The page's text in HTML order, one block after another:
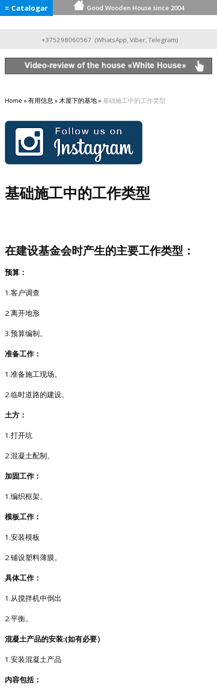
≡ Catalogar Good Wooden House since 2004
+375298060567 (WhatsApp,Viber,Telegram)
Home »有用信息 »木屋下的基地» 基础施工中的工作类型
基础施工中的工作类型
在建设基金会时产生的主要工作类型：
预算：
1.客户调查
2.离开地形
3.预算编制。
准备工作：
1.准备施工现场。
2.临时道路的建设。
土方：
1.打开坑
2.混凝土配制。
加固工作：
1.编织框架。
模板工作：
1.安装模板
2.铺设塑料薄膜。
具体工作：
1.从搅拌机中倒出
2.平衡。
混凝土产品的安装:(如有必要）
1.安装混凝土产品
内容包括：